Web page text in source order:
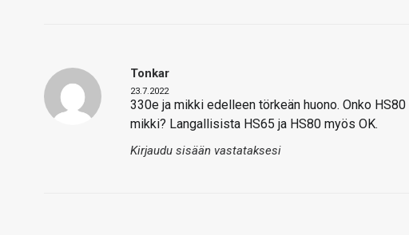
Tonkar
23.7.2022
330e ja mikki edelleen törkeän huono. Onko
mikki? Langallisista HS65 ja HS80 myös OK.
Kirjaudu sisään vastataksesi